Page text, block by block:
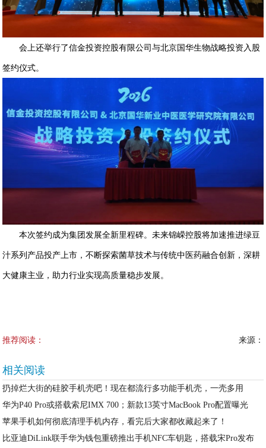
会上还举行了信金投资控股有限公司与北京国华生物战略投资入股
签约仪式。
本次签约成为集团发展全新里程碑。未来锦嵘控股将加速推进绿豆
汁系列产品投产上市，不断探索菌草技术与传统中医药融合创新，深耕
大健康主业，助力行业实现高质量稳步发展。
推荐阅读： 来源：
相关阅读
扔掉烂大街的硅胶手机壳吧！现在都流行多功能手机壳，一壳多用
华为P40 Pro或搭载索尼IMX 700；新款13英寸MacBook Pro配置曝光
苹果手机如何彻底清理手机内存，看完后大家都收藏起来了！
比亚迪DiLink联手华为钱包重磅推出手机NFC车钥匙，搭载宋Pro发布